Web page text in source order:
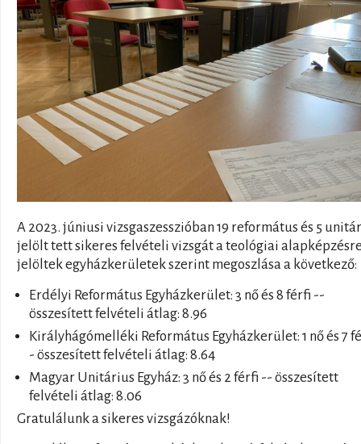
A 2023. júniusi vizsgaszesszióban 19 református és 5
jelölt tett sikeres felvételi vizsgát a teológiai
jelöltek egyházkerületek szerint megoszlása a következő:
Erdélyi Református Egyházkerület: 3 nő és 8 férfi --
összesített felvételi átlag: 8.96
Királyhágómelléki Református Egyházkerület: 1 nő és 7
- összesített felvételi átlag: 8.64
Magyar Unitárius Egyház: 3 nő és 2 férfi -- összesített
felvételi átlag: 8.06
Gratulálunk a sikeres vizsgázóknak!